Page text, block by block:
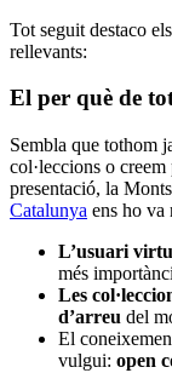
Tot seguit destaco
rellevants:
El per què de
Sembla que tothom
col·leccions o
presentació, la
Catalunya ens ho va
L’usuari
més
Les
d’arreu del
El
vulgui: open